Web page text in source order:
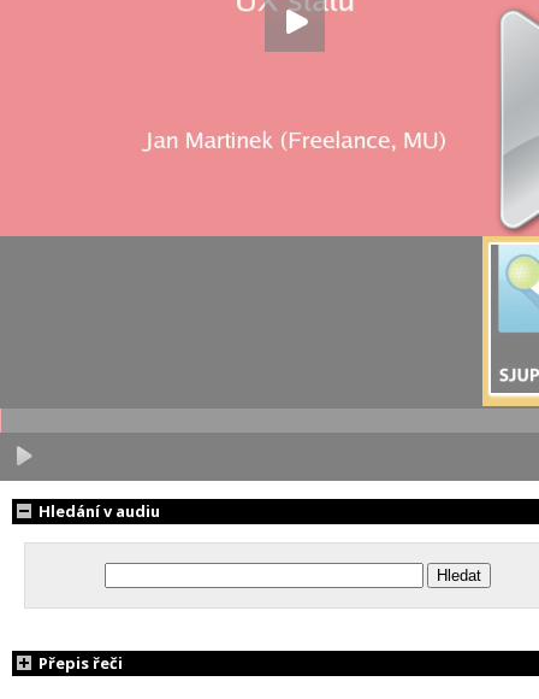
Hledání v audiu
Přepis řeči